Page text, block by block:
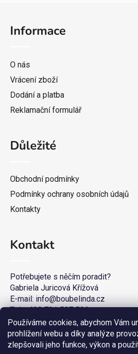
Používáme cookies, abychom Vám
prohlížení webu a díky analýze
zlepšovali jeho funkce, výkon a
Informace
O nás
Vrácení zboží
Dodání a platba
Reklamační formulář
Důležité
Obchodní podmínky
Podmínky ochrany osobních údajů
Kontakty
Kontakt
Potřebujete s něčím poradit?
Gabriela Juricová Křížová
E-mail: info@boubelinda.cz
Tel. +420 721 507 506